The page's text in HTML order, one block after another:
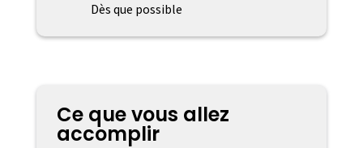
Dès que possible
Ce que vous allez
accomplir